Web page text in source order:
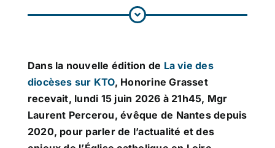
Agenda
Dans la nouvelle édition de La vie des
diocèses sur KTO, Honorine Grasset
recevait, lundi 15 juin 2026 à 21h45, Mgr
Laurent Percerou, évêque de Nantes depuis
2020, pour parler de l’actualité et des